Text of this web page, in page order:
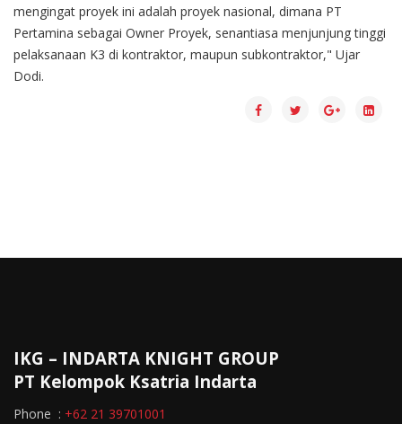
mengingat proyek ini adalah proyek nasional, dimana PT
Pertamina sebagai Owner Proyek, senantiasa menjunjung tinggi
pelaksanaan K3 di kontraktor, maupun subkontraktor," Ujar
Dodi.
IKG – INDARTA KNIGHT GROUP
PT Kelompok Ksatria Indarta
Phone : +62 21 39701001